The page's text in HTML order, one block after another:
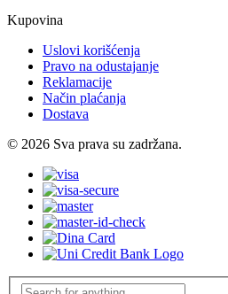
Kupovina
Uslovi korišćenja
Pravo na odustajanje
Reklamacije
Način plaćanja
Dostava
© 2026 Sva prava su zadržana.